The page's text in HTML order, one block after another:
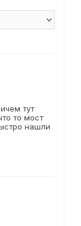
тут
то мост
нашли